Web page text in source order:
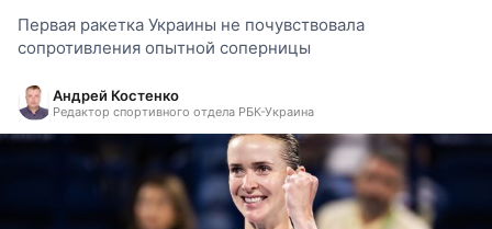
Первая ракетка Украины не почувствовала
сопротивления опытной соперницы
Андрей Костенко
Редактор спортивного отдела РБК-Украина